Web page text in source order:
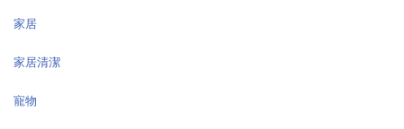
家居
家居清潔
寵物